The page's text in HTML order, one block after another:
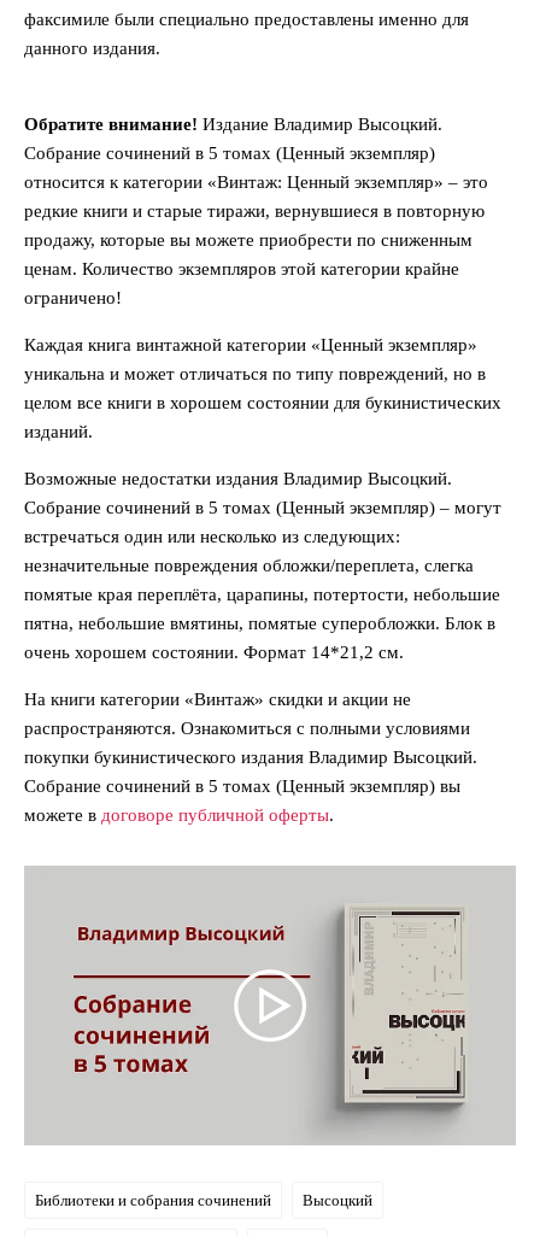
факсимиле были специально предоставлены именно для
данного издания.
Обратите внимание! Издание Владимир Высоцкий.
Собрание сочинений в 5 томах (Ценный экземпляр)
относится к категории «Винтаж: Ценный экземпляр» – это
редкие книги и старые тиражи, вернувшиеся в повторную
продажу, которые вы можете приобрести по сниженным
ценам. Количество экземпляров этой категории крайне
ограничено!
Каждая книга винтажной категории «Ценный экземпляр»
уникальна и может отличаться по типу повреждений, но в
целом все книги в хорошем состоянии для букинистических
изданий.
Возможные недостатки издания Владимир Высоцкий.
Собрание сочинений в 5 томах (Ценный экземпляр) – могут
встречаться один или несколько из следующих:
незначительные повреждения обложки/переплета, слегка
помятые края переплёта, царапины, потертости, небольшие
пятна, небольшие вмятины, помятые суперобложки. Блок в
очень хорошем состоянии. Формат 14*21,2 см.
На книги категории «Винтаж» скидки и акции не
распространяются. Ознакомиться с полными условиями
покупки букинистического издания Владимир Высоцкий.
Собрание сочинений в 5 томах (Ценный экземпляр) вы
можете в договоре публичной оферты.
Библиотеки и собрания сочинений Высоцкий